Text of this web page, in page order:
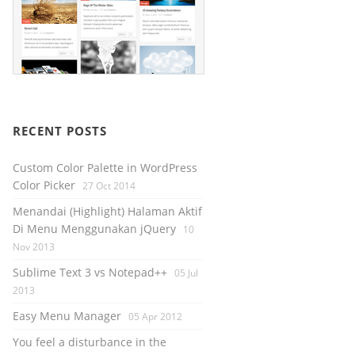
RECENT POSTS
Custom Color Palette in WordPress
Color Picker 27 Oct 2014
Menandai (Highlight) Halaman Aktif
Di Menu Menggunakan jQuery 10
Nov 2013
Sublime Text 3 vs Notepad++ 05 Jul
2013
Easy Menu Manager 05 Apr 2012
You feel a disturbance in the